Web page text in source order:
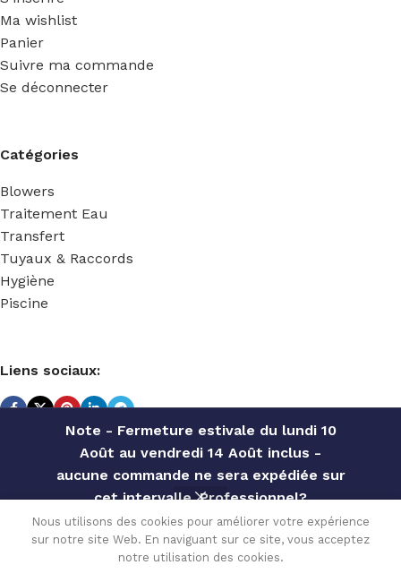
Note - Fermeture estivale du lundi 10
Août au vendredi 14 Août inclus -
aucune commande ne sera expédiée sur
cet intervalle. Professionnel?
Contactez notre service commercial
pour des offres personnalisées, des
remises par quantité, etc
Ma wishlist
Panier
Suivre ma commande
Se déconnecter
Catégories
Blowers
Traitement Eau
Transfert
Tuyaux & Raccords
Hygiène
Piscine
Liens sociaux:
TECHNIDOSE 2022 Réalisé parACS INFORMATIQUE
Nous utilisons des cookies pour améliorer votre expérience
sur notre site Web. En naviguant sur ce site, vous acceptez
notre utilisation des cookies.
RALLONGE
CANNE
ASP Ø8×12
43.92€
TVA
En
stock